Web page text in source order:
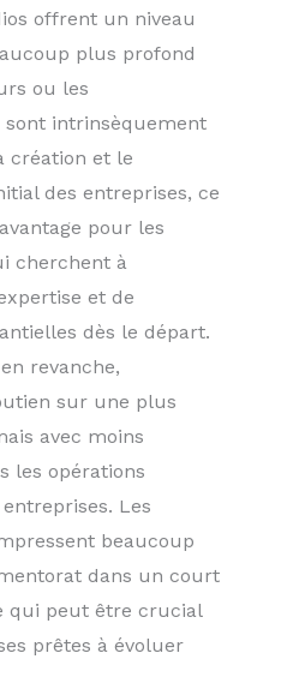
offrent un niveau
plus profond
ou les
sont intrinsèquement
création et le
des entreprises, ce
pour les
cherchent à
et de
dès le départ.
revanche,
sur une plus
avec moins
les opérations
Les
beaucoup
dans un court
qui peut être crucial
prêtes à évoluer